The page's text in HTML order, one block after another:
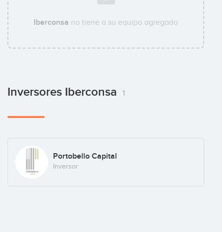
Iberconsa no tiene a su equipo agregado
Inversores Iberconsa 1
Portobello Capital
Inversor